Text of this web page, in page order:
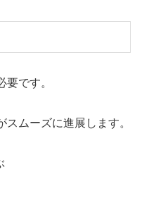
です。
ムーズに進展します。